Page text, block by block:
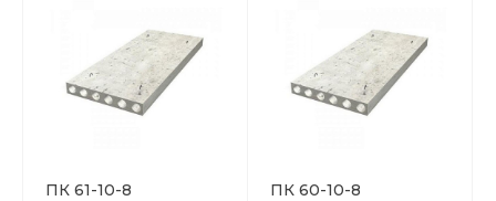
ПК 61-10-8 ПК 60-10-8